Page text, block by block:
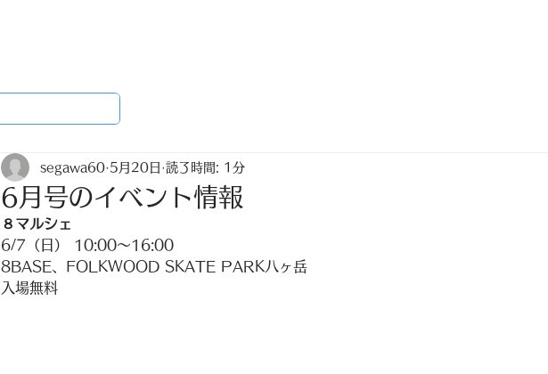
6月号のイベント情報
segawa60 5月20日 読了時間: 1分
８マルシェ
6/7（日） 10:00〜16:00
8BASE、FOLKWOOD SKATE PARK八ヶ岳
入場無料